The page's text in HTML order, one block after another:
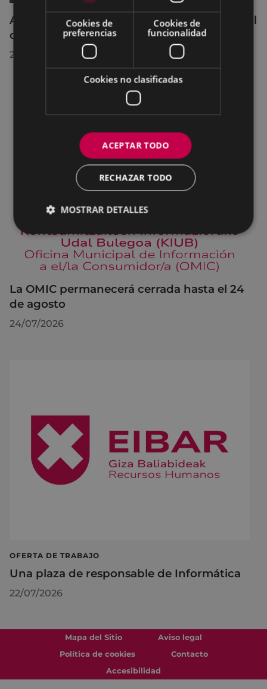
Acuerdos adoptados por el Pleno Municipal
celebrado el 27 de julio de 2026
28/07/2026
La OMIC permanecerá cerrada hasta el 24
de agosto
24/07/2026
OFERTA DE TRABAJO
Una plaza de responsable de Informática
22/07/2026
Mapa del Sitio
Aviso legal
Política de cookies
Contacto
Accesibilidad
Cookies de
preferencias
Cookies de
funcionalidad
Cookies no clasificadas
ACEPTAR TODO
RECHAZAR TODO
MOSTRAR DETALLES